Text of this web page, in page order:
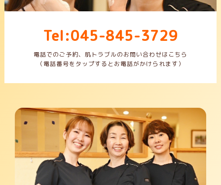
Tel:045-845-3729
電話でのご予約、肌トラブルのお問い合わせはこちら
（電話番号をタップするとお電話がかけられます）